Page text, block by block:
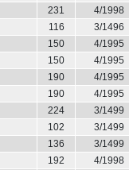
231 4/1998
116 3/1496
150 4/1995
150 4/1995
190 4/1995
190 4/1995
224 3/1499
102 3/1499
136 3/1499
192 4/1998